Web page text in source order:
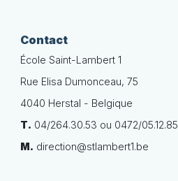
Contact
École Saint-Lambert 1
Rue Elisa Dumonceau, 75
4040 Herstal - Belgique
T. 04/264.30.53 ou 0472/05.12.85
M. direction@stlambert1.be